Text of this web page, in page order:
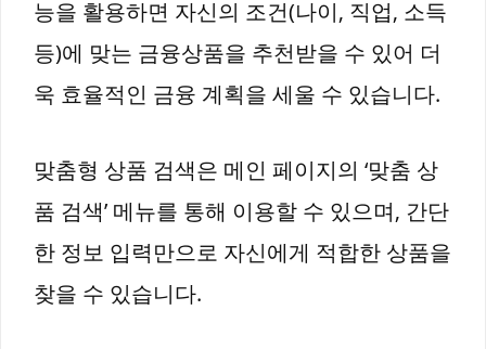
능을 활용하면 자신의 조건(나이, 직업, 소득
등)에 맞는 금융상품을 추천받을 수 있어 더
욱 효율적인 금융 계획을 세울 수 있습니다.
맞춤형 상품 검색은 메인 페이지의 ‘맞춤 상
품 검색’ 메뉴를 통해 이용할 수 있으며, 간단
한 정보 입력만으로 자신에게 적합한 상품을
찾을 수 있습니다.